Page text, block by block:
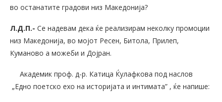
во останатите градови низ Македонија?
Л.Д.П.- Се надевам дека ќе реализирам неколку промоции
низ Македонија, во мојот Ресен, Битола, Прилеп,
Куманово а можеби и Дојран.
Академик проф. д-р. Катица Ќулафкова под наслов
„Едно поетско ехо на историјата и интимата” , ќе напише: